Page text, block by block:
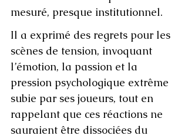
mesuré, presque institutionnel.
Il a exprimé des regrets pour les
scènes de tension, invoquant
l’émotion, la passion et la
pression psychologique extrême
subie par ses joueurs, tout en
rappelant que ces réactions ne
sauraient être dissociées du